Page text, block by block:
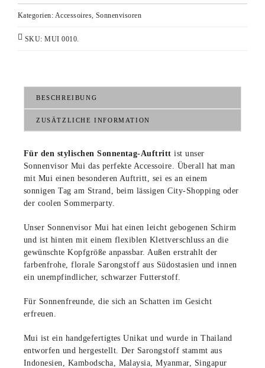
Kategorien: Accessoires,Sonnenvisoren
SKU:MUI 0010.
BESCHREIBUNG
ZUSÄTZLICHE INFORMATION
Für den stylischen Sonnentag-Auftrittist unser
Sonnenvisor Mui das perfekte Accessoire. Überall hat man
mit Mui einen besonderen Auftritt, sei es an einem
sonnigen Tag am Strand, beim lässigen City-Shopping oder
der coolen Sommerparty.
Unser Sonnenvisor Mui hat einen leicht gebogenen Schirm
und ist hinten mit einem flexiblen Klettverschluss an die
gewünschte Kopfgröße anpassbar. Außen erstrahlt der
farbenfrohe, florale Sarongstoff aus Südostasien und innen
ein unempfindlicher, schwarzer Futterstoff.
Für Sonnenfreunde, die sich an Schatten im Gesicht
erfreuen.
Mui ist ein handgefertigtes Unikat und wurde in Thailand
entworfen und hergestellt. Der Sarongstoff stammt aus
Indonesien, Kambodscha, Malaysia, Myanmar, Singapur